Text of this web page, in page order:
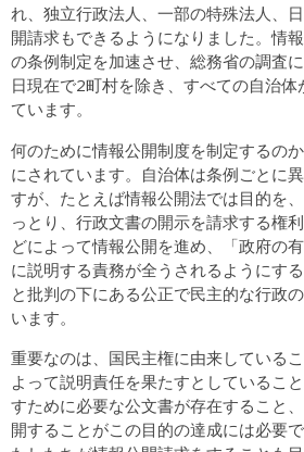
れ、独立行政法人、一部の特殊法人、
開請求もできるようになりました。情
の条例制定を加速させ、総務省の調査
日現在で2町村を除き、すべての自治
ています。
何のために情報公開制度を制定するの
にされています。自治体は条例ごとに
すが、たとえば情報公開法では目的を
っとり、行政文書の開示を請求する権
どによって情報公開を進め、「政府の
に説明する責務が全うされるようにす
と批判の下にある公正で民主的な行政
います。
重要なのは、国民主権に由来している
よって説明責任を果たすとしているこ
すために必要な公文書が存在すること
開することがこの目的の達成には必要